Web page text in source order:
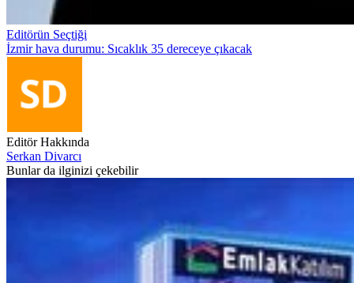
Editörün Seçtiği
İzmir hava durumu: Sıcaklık 35 dereceye çıkacak
Editör Hakkında
Serkan Divarcı
Bunlar da ilginizi çekebilir